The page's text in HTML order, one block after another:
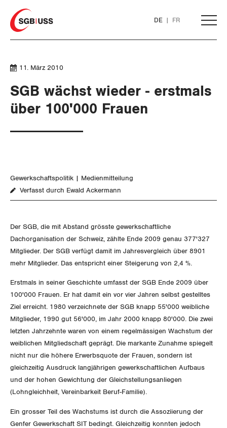
Home
DE FR
THEMEN
Flankierende Massnahmen und
Personenfreizügigkeit
Gewerkschaftsrechte
Arbeitssicherheit und Gesundheitsschutz
Finanzen und Steuerpolitik
Aussenwirtschaft
Verteilung
SOZIALPOLITIK
Berufliche Vorsorge
Arbeitslosenversicherung
Überbrückungsleistung
CORONA-VIRUS
SERVICE PUBLIC
Post
Energie und Umwelt
Kommunikation und Medien
GLEICHSTELLUNG
Gleichstellung von Frauen und Männern
Gleichstellung von LGBTI
International
Schweiz
11. März 2010
SGB wächst wieder - erstmals
über 100'000 Frauen
Gewerkschaftspolitik
Medienmitteilung
Verfasst durch Ewald Ackermann
Der SGB, die mit Abstand grösste gewerkschaftliche
Dachorganisation der Schweiz, zählte Ende 2009 genau 377'327
Mitglieder. Der SGB verfügt damit im Jahresvergleich über 8901
mehr Mitglieder. Das entspricht einer Steigerung von 2,4 %.
Erstmals in seiner Geschichte umfasst der SGB Ende 2009 über
100'000 Frauen. Er hat damit ein vor vier Jahren selbst gestelltes
Ziel erreicht. 1980 verzeichnete der SGB knapp 55'000 weibliche
Mitglieder, 1990 gut 56'000, im Jahr 2000 knapp 80'000. Die zwei
letzten Jahrzehnte waren von einem regelmässigen Wachstum der
weiblichen Mitgliedschaft geprägt. Die markante Zunahme spiegelt
nicht nur die höhere Erwerbsquote der Frauen, sondern ist
gleichzeitig Ausdruck langjährigen gewerkschaftlichen Aufbaus
und der hohen Gewichtung der Gleichstellungsanliegen
(Lohngleichheit, Vereinbarkeit Beruf-Familie).
Ein grosser Teil des Wachstums ist durch die Assoziierung der
Genfer Gewerkschaft SIT bedingt. Gleichzeitig konnten jedoch